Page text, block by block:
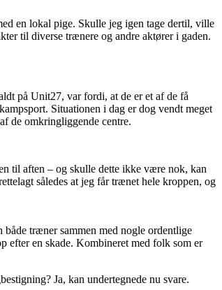
en lokal pige. Skulle jeg igen tage dertil, ville
til diverse trænere og andre aktører i gaden.
på Unit27, var fordi, at de er et af de få
Situationen i dag er dog vendt meget
de omkringliggende centre.
til aften – og skulle dette ikke være nok, kan
således at jeg får trænet hele kroppen, og
træner sammen med nogle ordentlige
efter en skade. Kombineret med folk som er
Ja, kan undertegnede nu svare.